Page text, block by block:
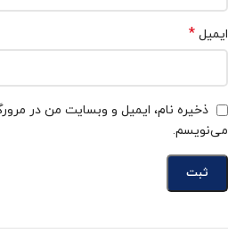
ایمیل *
ذخیره نام، ایمیل و وبسایت من در
می‌نویسم.